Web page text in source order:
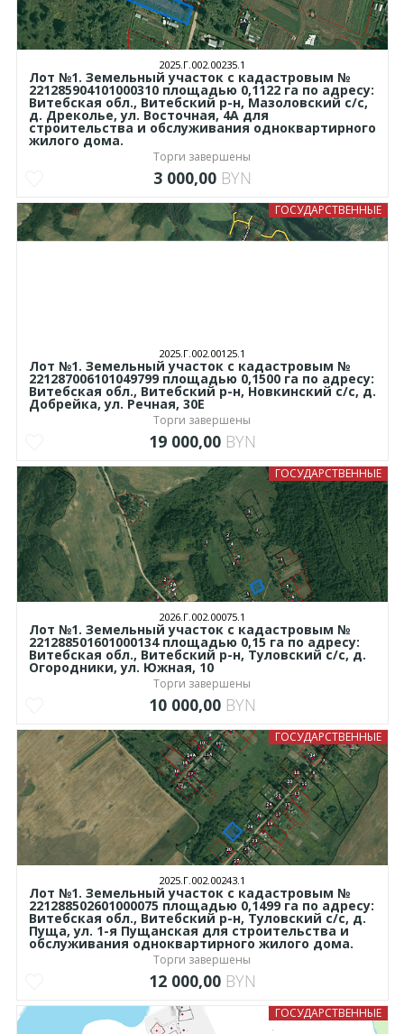
2025.Г.002.00235.1
Лот №1. Земельный участок с кадастровым №
221285904101000310 площадью 0,1122 га по адресу:
Витебская обл., Витебский р-н, Мазоловский с/с,
д. Дреколье, ул. Восточная, 4А для
строительства и обслуживания одноквартирного
жилого дома.
Торги завершены
3 000,00 BYN
ГОСУДАРСТВЕННЫЕ
2025.Г.002.00125.1
Лот №1. Земельный участок с кадастровым №
221287006101049799 площадью 0,1500 га по адресу:
Витебская обл., Витебский р-н, Новкинский с/с, д.
Добрейка, ул. Речная, 30Е
Торги завершены
19 000,00 BYN
ГОСУДАРСТВЕННЫЕ
2026.Г.002.00075.1
Лот №1. Земельный участок с кадастровым №
221288501601000134 площадью 0,15 га по адресу:
Витебская обл., Витебский р-н, Туловский с/с, д.
Огородники, ул. Южная, 10
Торги завершены
10 000,00 BYN
ГОСУДАРСТВЕННЫЕ
2025.Г.002.00243.1
Лот №1. Земельный участок с кадастровым №
221288502601000075 площадью 0,1499 га по адресу:
Витебская обл., Витебский р-н, Туловский с/с, д.
Пуща, ул. 1-я Пущанская для строительства и
обслуживания одноквартирного жилого дома.
Торги завершены
12 000,00 BYN
ГОСУДАРСТВЕННЫЕ